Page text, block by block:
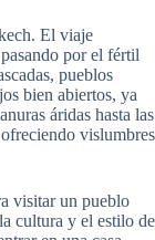
El viaje
por el fértil
pueblos
bien abiertos, ya
áridas hasta las
vislumbres
visitar un pueblo
cultura y el estilo de